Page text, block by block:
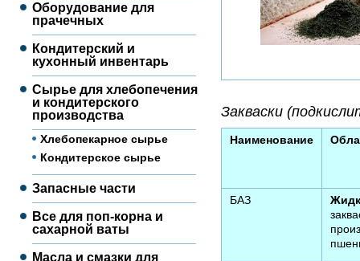
Оборудование для
прачечных
Кондитерский и
кухонный инвентарь
Сырье для хлебопечения
и кондитерского
производства
Хлебопекарное сырье
Кондитерское сырье
Запасные части
Все для поп-корна и
сахарной ваты
Масла и смазки для
Закваски
Наименование
БАЗ